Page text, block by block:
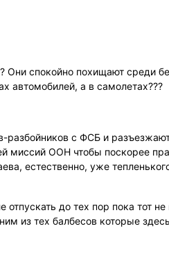
спокойно похищают среди
автомобилей, а в самолетах???
разбойников с ФСБ и
миссий ООН чтобы поскорее
естественно, уже
отпускать до тех пор пока тот
из тех балбесов которые